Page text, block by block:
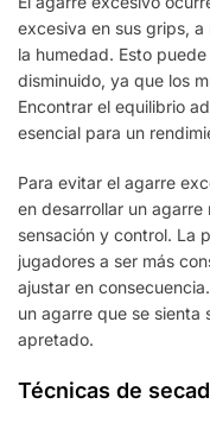
excesiva en sus grips,
la humedad. Esto
disminuido, ya que los
Encontrar el equilibrio
esencial para un
Para evitar el agarre
en desarrollar un
sensación y control. La
jugadores a ser más
ajustar en
un agarre que se sienta
apretado.
Técnicas de